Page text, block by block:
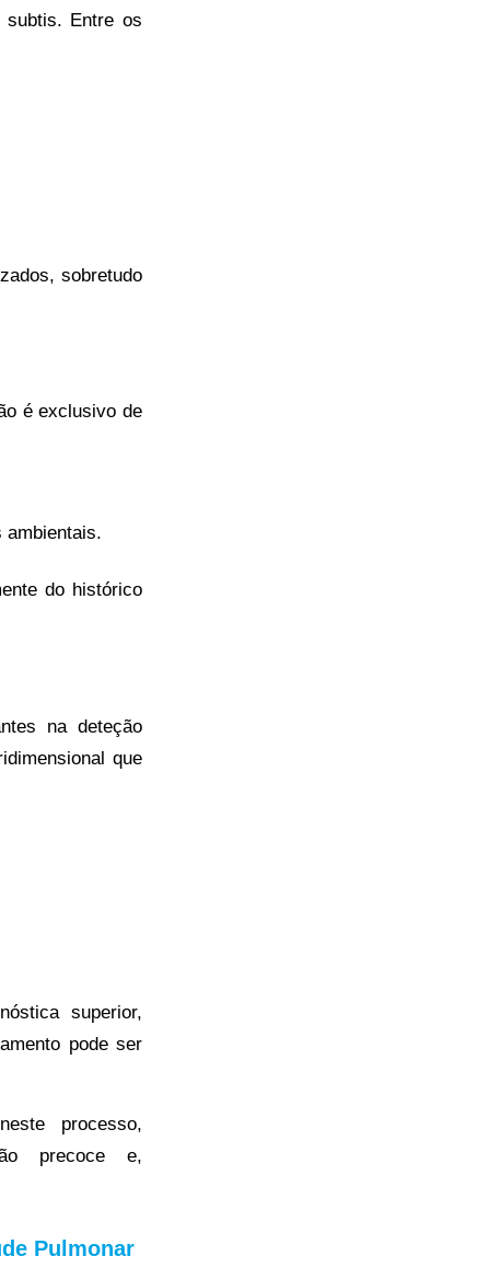
Entre os
sobretudo
é exclusivo de
ambientais.
do histórico
na deteção
que
superior,
pode ser
processo,
precoce e,
Pulmonar